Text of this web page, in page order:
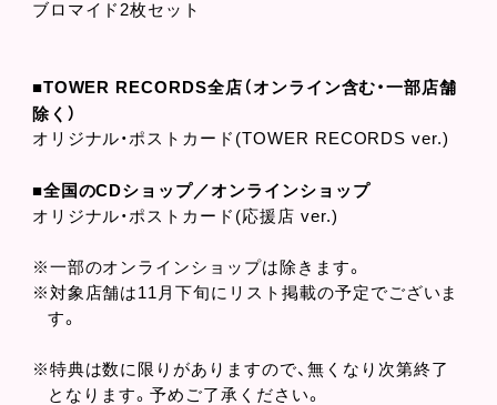
ブロマイド2枚セット
■TOWER RECORDS全店（オンライン含む・一部店舗
除く）
オリジナル・ポストカード(TOWER RECORDS ver.)
■全国のCDショップ／オンラインショップ
オリジナル・ポストカード(応援店 ver.)
※一部のオンラインショップは除きます。
※対象店舗は11月下旬にリスト掲載の予定でございま
す。
※特典は数に限りがありますので、無くなり次第終了
となります。予めご了承ください。